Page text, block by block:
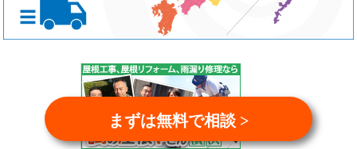
まずは無料で相談 >